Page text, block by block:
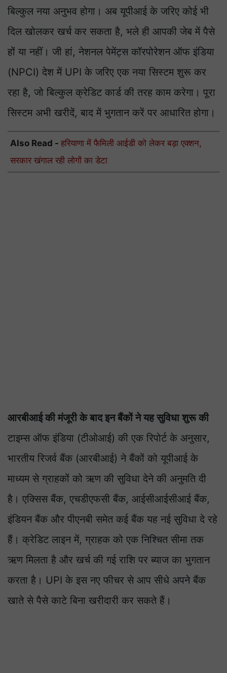
बिल्कुल नया अनुभव होगा। अब यूपीआई के जरिए कोई भी
दिल खोलकर खर्च कर सकता है, भले ही आपकी जेब में पैसे
हों या नहीं। जी हां, नेशनल पेमेंट्स कॉरपोरेशन ऑफ इंडिया
(NPCI) देश में UPI के जरिए एक नया सिस्टम शुरू कर
रहा है, जो बिल्कुल क्रेडिट कार्ड की तरह काम करेगा। पूरा
सिस्टम अभी खरीदें, बाद में भुगतान करें पर आधारित होगा।
Also Read - हरियाणा में फैमिली आईडी को लेकर बड़ा एक्शन,
सरकार खंगाल रही लोगों का डेटा
आरबीआई की मंजूरी के बाद इन बैंकों ने यह सुविधा शुरू की
टाइम्स ऑफ इंडिया (टीओआई) की एक रिपोर्ट के अनुसार,
भारतीय रिजर्व बैंक (आरबीआई) ने बैंकों को यूपीआई के
माध्यम से ग्राहकों को ऋण की सुविधा देने की अनुमति दी
है। एक्सिस बैंक, एचडीएफसी बैंक, आईसीआईसीआई बैंक,
इंडियन बैंक और पीएनबी समेत कई बैंक यह नई सुविधा दे रहे
हैं। क्रेडिट लाइन में, ग्राहक को एक निश्चित सीमा तक
ऋण मिलता है और खर्च की गई राशि पर ब्याज का भुगतान
करता है। UPI के इस नए फीचर से आप सीधे अपने बैंक
खाते से पैसे काटे बिना खरीदारी कर सकते हैं।